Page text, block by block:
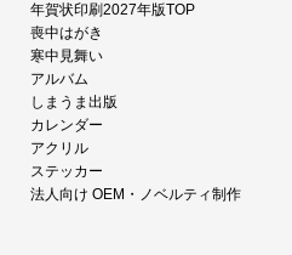
年賀状印刷2027年版TOP
喪中はがき
寒中見舞い
アルバム
しまうま出版
カレンダー
アクリル
ステッカー
法人向け OEM・ノベルティ制作